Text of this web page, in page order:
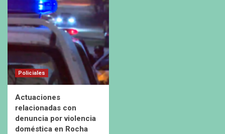
Policiales
Actuaciones
relacionadas con
denuncia por violencia
doméstica en Rocha